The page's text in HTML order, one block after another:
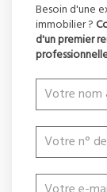
Besoin d'une
immobilier ?
d'un premier